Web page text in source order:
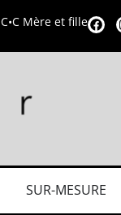
C•C Mère et fille
SUR-MESURE